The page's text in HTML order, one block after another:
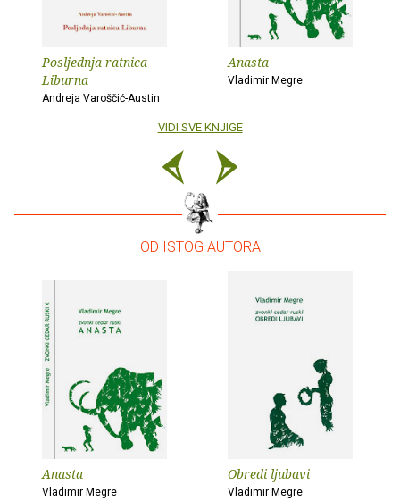
Posljednja ratnica
Liburna
Andreja Varoščić-Austin
Anasta
Vladimir Megre
VIDI SVE KNJIGE
– OD ISTOG AUTORA –
Anasta
Vladimir Megre
Obredi ljubavi
Vladimir Megre